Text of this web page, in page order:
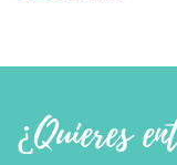
¿Quieres